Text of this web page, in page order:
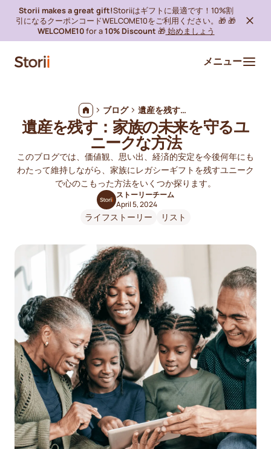
Storii makes a great gift!Storiiはギフトに最適です！10%割
引になるクーポンコードWELCOME10をご利用ください。🎁 🎁
WELCOME10for a10% Discount 🎁 始めましょう
メニュー
ブログ 遺産を残す：家族の未来を守るユニークな方法
遺産を残す：家族の未来を守るユ
ニークな方法
このブログでは、価値観、思い出、経済的安定を今後何年にも
わたって維持しながら、家族にレガシーギフトを残すユニーク
で心のこもった方法をいくつか探ります。
ストーリーチーム
April 5, 2024
ライフストーリー リスト